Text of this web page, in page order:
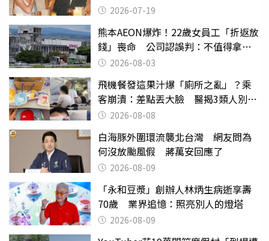
2026-07-19
熊本AEON爆炸！22歲女員工「折返放
錢」喪命 公司認誤判：不值得拿命
換 2026-08-03
飛機餐發這果汁爆「廁所之亂」？乘
客崩潰：差點丟大臉 醫揭3類人別亂
喝 2026-08-08
白海豚外圍環流襲北台灣 網友問為
何沒放颱風假 蔣萬安回應了
2026-08-09
「永和豆漿」創辦人林炳生病逝享壽
70歲 業界追憶：照亮別人的燈塔
2026-08-09